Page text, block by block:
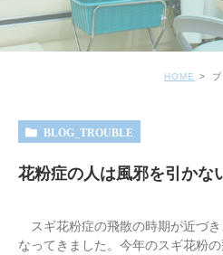
HOME
BLOG_TROUBLE
花粉症の人は風邪を引かな
スギ花粉症の飛散の時期が近づ
なってきました。今年のスギ花粉